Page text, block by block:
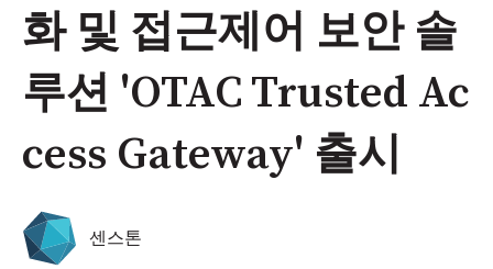
화 및 접근제어 보안 솔
루션 'OTAC Trusted Ac
cess Gateway' 출시
센스톤